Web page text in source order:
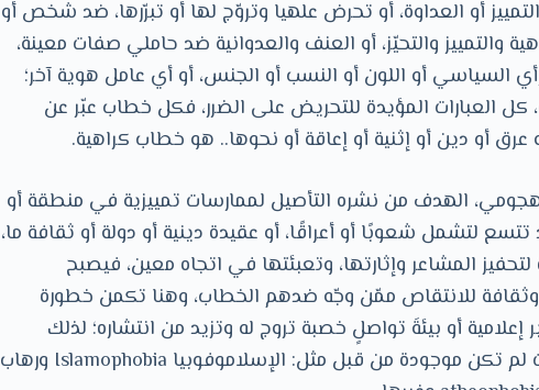
التمييز أو العداوة، أو تحرض علهيا وتروّج لها أو تبرّرها، ضد شخص أو
والتمييز والتحيّز، أو العنف والعدوانية ضد حاملي صفات معينة،
السياسي أو اللون أو النسب أو الجنس، أو أي عامل هوية آخر؛
العبارات المؤيدة للتحريض على الضرر، فكل خطاب عبّر عن
أو دين أو إثنية أو إعاقة أو نحوها.. هو خطاب كراهية.
الهدف من نشره التأصيل لممارسات تمييزية في منطقة أو
لتشمل شعوبًا أو أعراقًا، أو عقيدة دينية أو دولة أو ثقافة ما،
المشاعر وإثارتها، وتعبئتها في اتجاه معين، فيصبح
للانتقاص ممّن وجّه ضدهم الخطاب، وهنا تكمن خطورة
أو بيئةَ تواصلٍ خصبة تروج له وتزيد من انتشاره؛ لذلك
انتشرت في الآونة الأخيرة مصطلحات لم تكن موجودة من قبل مثل: الإسلاموفوبيا Islamophobia ورهاب